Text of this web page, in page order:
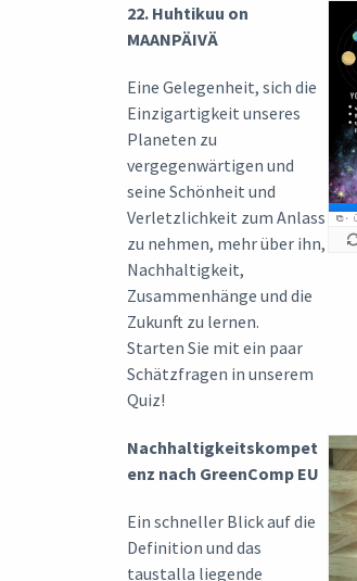
22. Huhtikuu on
MAANPÄIVÄ
Eine Gelegenheit, sich die
Einzigartigkeit unseres
Planeten zu
vergegenwärtigen und
seine Schönheit und
Verletzlichkeit zum Anlass
zu nehmen, mehr über ihn,
Nachhaltigkeit,
Zusammenhänge und die
Zukunft zu lernen.
Starten Sie mit ein paar
Schätzfragen in unserem
Quiz!
Nachhaltigkeitskompet
enz nach GreenComp EU
Ein schneller Blick auf die
Definition und das
taustalla liegende